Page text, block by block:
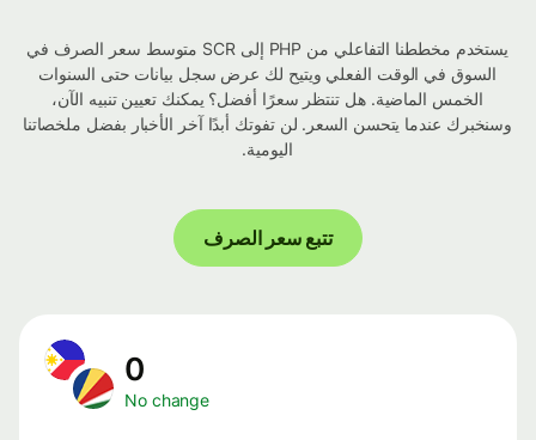
يستخدم مخططنا التفاعلي من PHP إلى SCR متوسط ​​سعر الصرف في
السوق في الوقت الفعلي ويتيح لك عرض سجل بيانات حتى السنوات
الخمس الماضية. هل تنتظر سعرًا أفضل؟ يمكنك تعيين تنبيه الآن،
وسنخبرك عندما يتحسن السعر. لن تفوتك أبدًا آخر الأخبار بفضل ملخصاتنا
اليومية.
تتبع سعر الصرف
No change